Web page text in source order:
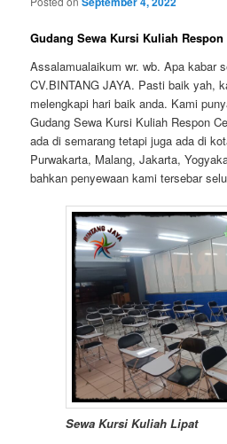
Gudang Sewa Kursi Kuliah Respon
Assalamualaikum wr. wb. Apa kabar
CV.BINTANG JAYA. Pasti baik yah,
melengkapi hari baik anda. Kami
Gudang Sewa Kursi Kuliah Respon
ada di semarang tetapi juga ada di
Purwakarta, Malang, Jakarta,
bahkan penyewaan kami tersebar
Sewa Kursi Kuliah Lipat